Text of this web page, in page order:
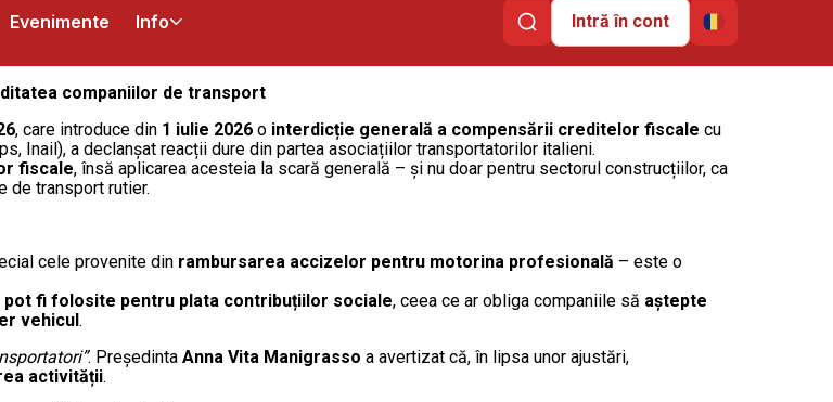
Evenimente Info Intră în cont
companiilor de transport
, care introduce din 1 iulie 2026 o interdicție generală a compensării creditelor fiscale cu
Inail), a declanșat reacții dure din partea asociațiilor transportatorilor italieni.
fiscale, însă aplicarea acesteia la scară generală – și nu doar pentru sectorul construcțiilor, ca
de transport rutier.
cele provenite din rambursarea accizelor pentru motorina profesională – este o
fi folosite pentru plata contribuțiilor sociale, ceea ce ar obliga companiile să aștepte
vehicul.
. Președinta Anna Vita Manigrasso a avertizat că, în lipsa unor ajustări,
activității.